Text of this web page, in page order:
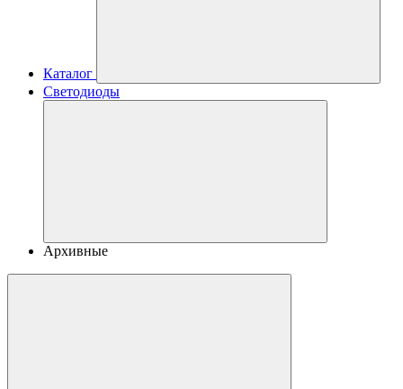
Каталог
Светодиоды
Архивные